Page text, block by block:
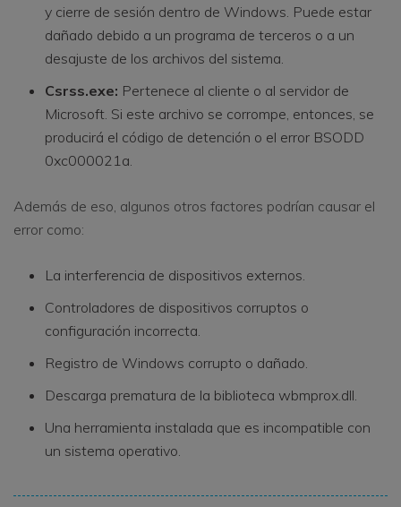
y cierre de sesión dentro de Windows. Puede estar
dañado debido a un programa de terceros o a un
desajuste de los archivos del sistema.
Csrss.exe: Pertenece al cliente o al servidor de
Microsoft. Si este archivo se corrompe, entonces, se
producirá el código de detención o el error BSODD
0xc000021a.
Además de eso, algunos otros factores podrían causar el
error como:
La interferencia de dispositivos externos.
Controladores de dispositivos corruptos o
configuración incorrecta.
Registro de Windows corrupto o dañado.
Descarga prematura de la biblioteca wbmprox.dll.
Una herramienta instalada que es incompatible con
un sistema operativo.